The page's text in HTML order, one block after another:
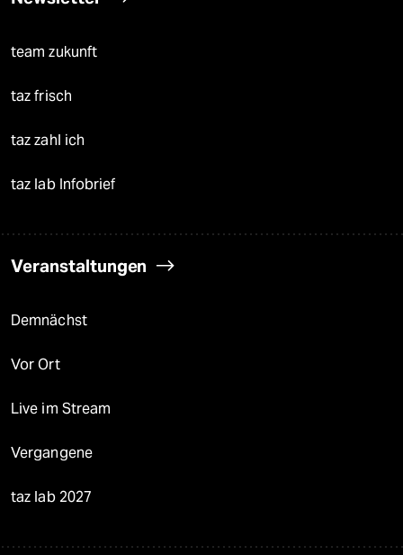
team zukunft
taz frisch
taz zahl ich
taz lab Infobrief
Veranstaltungen
Demnächst
Vor Ort
Live im Stream
Vergangene
taz lab 2027